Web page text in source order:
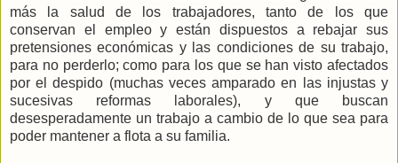
más la salud de los trabajadores, tanto de los que
conservan el empleo y están dispuestos a rebajar sus
pretensiones económicas y las condiciones de su trabajo,
para no perderlo; como para los que se han visto afectados
por el despido (muchas veces amparado en las injustas y
sucesivas reformas laborales), y que buscan
desesperadamente un trabajo a cambio de lo que sea para
poder mantener a flota a su familia.